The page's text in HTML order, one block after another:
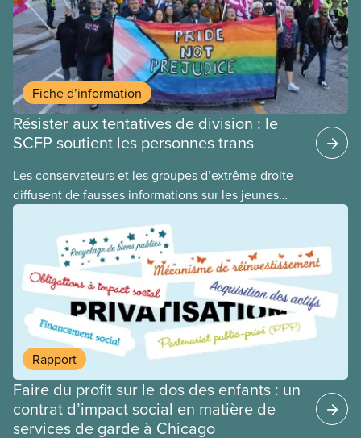
Fiche d’information
Résister aux tentatives de division : le
SCFP soutient les personnes trans
​Les conservateurs et les groupes d’extrême droite
diffusent de fausses informations sur les jeunes
2ELGBTQI+ dans l’espoir de semer la discorde dans
nos rangs. En ciblant les jeunes trans, ils cherchent
à détourner l’attention de leurs politiques
antiouvrières et alimentent la haine envers les
personnes vulnérables à des fins politiques. Les
gouvernements de droite sont gagnants lorsque la
division règne, lorsque les travailleuses et
travailleurs n’unissent pas leurs voix contre les
coupes dans les services publics, la crise du coût
de la vie ou tout autre problème.
Rapport
Faire du profit sur le dos des enfants : un
contrat d’impact social en matière de
services de garde à Chicago